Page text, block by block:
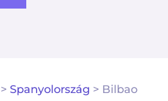
> Spanyolország > Bilbao